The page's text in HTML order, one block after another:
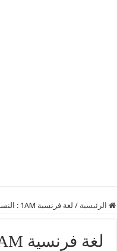
الرئيسية / لغة فرنسية 1AM : النسخة المكتوبة للمقطع 2 Projet ص 78-79-80-81